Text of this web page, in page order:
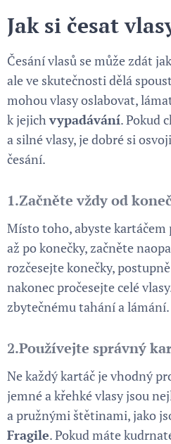
Jak si česat
Česání vlasů se může zdát
ale ve skutečnosti dělá
mohou vlasy oslabovat,
k jejichvypadávání. Pokud
a silné vlasy, je dobré si
česání.
1.Začněte vždy od
Místo toho, abyste
až po konečky, začněte
rozčesejte konečky,
nakonec pročesejte celé
zbytečnému tahání a lámání.
2.Používejte správný
Ne každý kartáč je vhodný
jemné a křehké vlasy jsou
a pružnými štětinami, jako
Fragile. Pokud máte